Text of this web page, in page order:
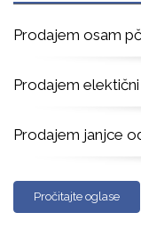
Prodajem osam
Prodajem
Prodajem janjce
Pročitajte oglase